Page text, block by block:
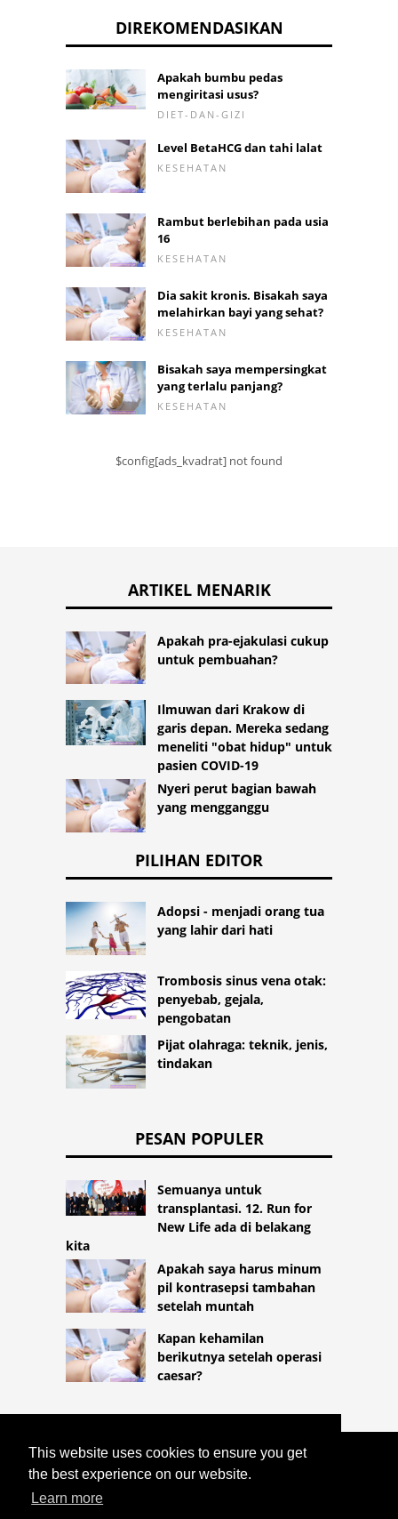
This website uses cookies to ensure you get
the best experience on our website.
Learn more
DIREKOMENDASIKAN
Apakah bumbu pedas
mengiritasi usus?
DIET-DAN-GIZI
Level BetaHCG dan tahi lalat
KESEHATAN
Rambut berlebihan pada usia
16
KESEHATAN
Dia sakit kronis. Bisakah saya
melahirkan bayi yang sehat?
KESEHATAN
Bisakah saya mempersingkat
yang terlalu panjang?
KESEHATAN
$config[ads_kvadrat] not found
ARTIKEL MENARIK
Apakah pra-ejakulasi cukup
untuk pembuahan?
Ilmuwan dari Krakow di
garis depan. Mereka sedang
meneliti "obat hidup" untuk
pasien COVID-19
Nyeri perut bagian bawah
yang mengganggu
PILIHAN EDITOR
Adopsi - menjadi orang tua
yang lahir dari hati
Trombosis sinus vena otak:
penyebab, gejala,
pengobatan
Pijat olahraga: teknik, jenis,
tindakan
PESAN POPULER
Semuanya untuk
transplantasi. 12. Run for
New Life ada di belakang
kita
Apakah saya harus minum
pil kontrasepsi tambahan
setelah muntah
Kapan kehamilan
berikutnya setelah operasi
caesar?
COPYRIGHT 2026
HTTPS://LIFESTYLEMED.NET
PENELITIAN TENTANG HORMON SEKS
PADA WANITA - NORMA.KAPAN